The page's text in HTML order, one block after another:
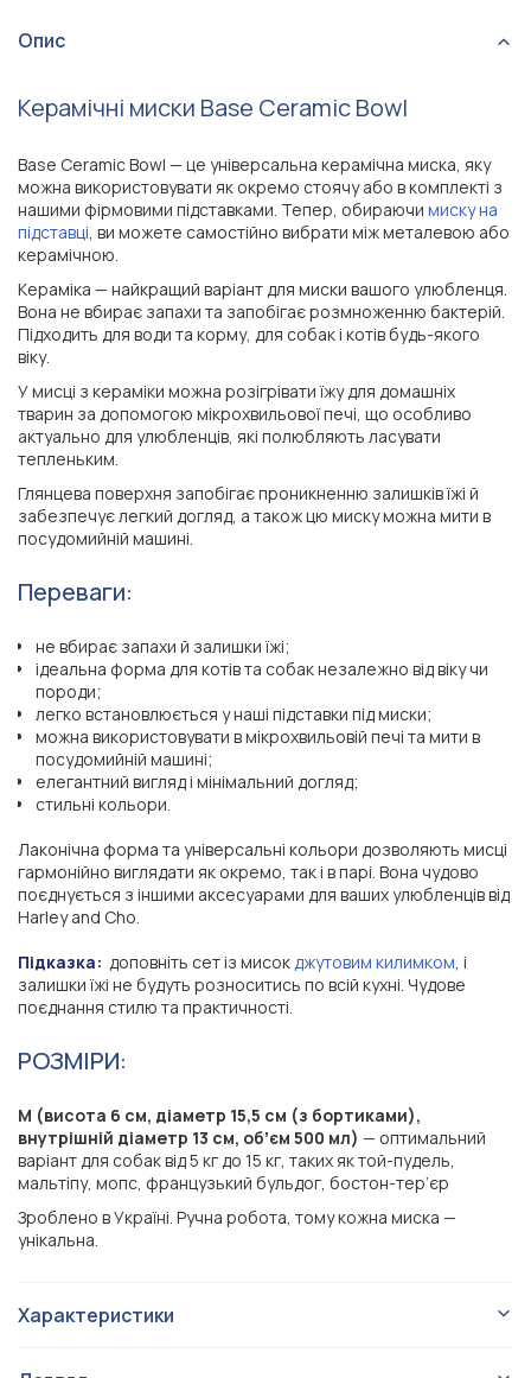
Опис
Керамічні миски Base Ceramic Bowl
Base Ceramic Bowl — це універсальна керамічна миска, яку
можна використовувати як окремо стоячу або в комплекті з
нашими фірмовими підставками. Тепер, обираючи миску на
підставці , ви можете самостійно вибрати між металевою або
керамічною.
Кераміка — найкращий варіант для миски вашого улюбленця.
Вона не вбирає запахи та запобігає розмноженню бактерій.
Підходить для води та корму, для собак і котів будь-якого
віку.
У мисці з кераміки можна розігрівати їжу для домашніх
тварин за допомогою мікрохвильової печі, що особливо
актуально для улюбленців, які полюбляють ласувати
тепленьким.
Глянцева поверхня запобігає проникненню залишків їжі й
забезпечує легкий догляд, а також цю миску можна мити в
посудомийній машині.
Переваги:
не вбирає запахи й залишки їжі;
ідеальна форма для котів та собак незалежно від віку чи
породи;
легко встановлюється у наші підставки під миски;
можна використовувати в мікрохвильовій печі та мити в
посудомийній машині;
елегантний вигляд і мінімальний догляд;
стильні кольори.
Лаконічна форма та універсальні кольори дозволяють мисці
гармонійно виглядати як окремо, так і в парі. Вона чудово
поєднується з іншими аксесуарами для ваших улюбленців від
Harley and Cho.
Підказка: доповніть сет із мисок джутовим килимком , і
залишки їжі не будуть розноситись по всій кухні. Чудове
поєднання стилю та практичності.
РОЗМІРИ:
M (висота 6 см, діаметр 15,5 см (з бортиками),
внутрішній діаметр 13 см, обʼєм 500 мл) — оптимальний
варіант для собак від 5 кг до 15 кг, таких як той-пудель,
мальтіпу, мопс, французький бульдог, бостон-тер’єр
Зроблено в Україні. Ручна робота, тому кожна миска —
унікальна.
Характеристики